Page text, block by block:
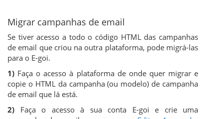
Migrar campanhas de email
Se tiver acesso a todo o código HTML das campanhas
de email que criou na outra plataforma, pode migrá-las
para o E-goi.
1) Faça o acesso à plataforma de onde quer migrar e
copie o HTML da campanha (ou modelo) de campanha
de email que lá está.
2) Faça o acesso à sua conta E-goi e crie uma